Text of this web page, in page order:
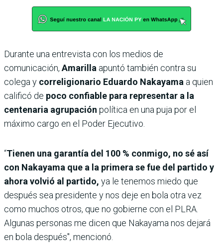
Durante una entrevista con los medios de
comunicación, Amarilla apuntó también contra su
colega y correligionario Eduardo Nakayama a quien
calificó de poco confiable para representar a la
centenaria agrupación política en una puja por el
máximo cargo en el Poder Ejecutivo.
“Tienen una garantía del 100 % conmigo, no sé así
con Nakayama que a la primera se fue del partido y
ahora volvió al partido, ya le tenemos miedo que
después sea presidente y nos deje en bola otra vez
como muchos otros, que no gobierne con el PLRA.
Algunas personas me dicen que Nakayama nos dejará
en bola después", mencionó.